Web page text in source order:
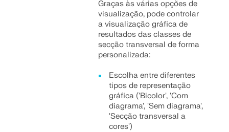
Graças às várias opções de
visualização, pode controlar
a visualização gráfica de
resultados das classes de
secção transversal de forma
personalizada:
Escolha entre diferentes
tipos de representação
gráfica ('Bicolor', 'Com
diagrama', 'Sem diagrama',
'Secção transversal a
cores')